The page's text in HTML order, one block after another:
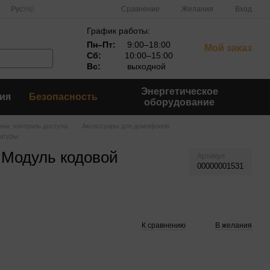
Рус Сравнение Желания Вход
График работы:
Пн–Пт:
9:00–18:00
Сб:
10:00–15:00
Вс:
выходной
Мой заказ
Безопасность
Энергетическое
оборудование
контроль доступа
Аксессуары для домофонов
кодовой
00000001531
К сравнению В желания